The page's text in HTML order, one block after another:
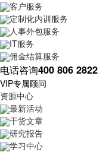
客户服务
定制化内训服务
人事外包服务
IT服务
佣金结算服务
电话咨询400 806 2822
VIP专属顾问
资源中心
最新活动
干货文章
研究报告
学习中心